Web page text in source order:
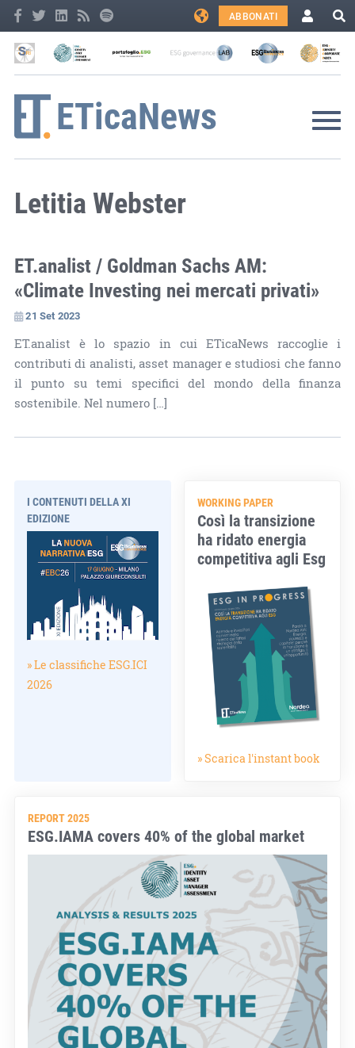
ABBONATI
Letitia Webster
ET.analist / Goldman Sachs AM:
«Climate Investing nei mercati privati»
21 Set 2023
ET.analist è lo spazio in cui ETicaNews raccoglie i
contributi di analisti, asset manager e studiosi che fanno
il punto su temi specifici del mondo della finanza
sostenibile. Nel numero […]
I CONTENUTI DELLA XI
EDIZIONE
» Le classifiche ESG.ICI
2026
WORKING PAPER
Così la transizione
ha ridato energia
competitiva agli Esg
» Scarica l'instant book
REPORT 2025
ESG.IAMA covers 40% of the global market